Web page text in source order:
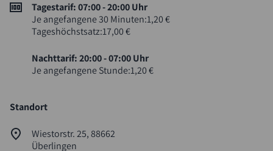
Tagestarif: 07:00 - 20:00 Uhr
Je angefangene 30 Minuten:1,20 €
Tageshöchstsatz:17,00 €
Nachttarif: 20:00 - 07:00 Uhr
Je angefangene Stunde:1,20 €
Standort
Wiestorstr. 25, 88662
Überlingen